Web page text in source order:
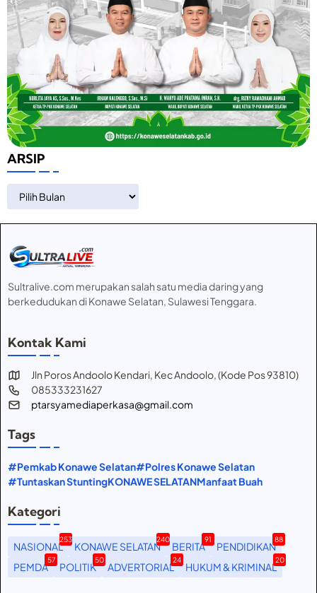
ARSIP
ARSIP
Sultralive.com merupakan salah satu media daring yang
berkedudukan di Konawe Selatan, Sulawesi Tenggara.
Kontak Kami
Jln Poros Andoolo Kendari, Kec Andoolo, (Kode Pos 93810)
085333231627
ptarsyamediaperkasa@gmail.com
Tags
#Pemkab Konawe Selatan#Polres Konawe Selatan
#Tuntaskan StuntingKONAWE SELATANManfaat Buah
Kategori
NASIONAL
253
KONAWE SELATAN
240
BERITA
91
PENDIDIKAN
88
PEMDA
57
POLITIK
50
ADVERTORIAL
24
HUKUM & KRIMINAL
20